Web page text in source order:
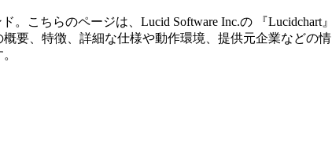
。こちらのページは、 Lucid Software Inc.の 『Lucidchart 』
要、特徴、詳細な仕様や動作環境、提供元企業などの情